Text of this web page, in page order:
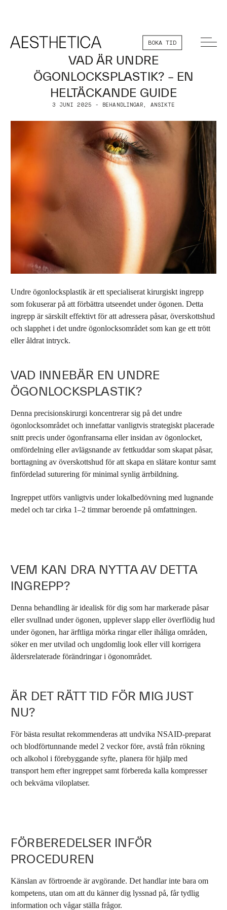
BOKA TID
VAD ÄR UNDRE
ÖGONLOCKSPLASTIK? – EN
HELTÄCKANDE GUIDE
3 JUNI 2025 - BEHANDLINGAR, ANSIKTE
Undre ögonlocksplastik är ett specialiserat kirurgiskt ingrepp
som fokuserar på att förbättra utseendet under ögonen. Detta
ingrepp är särskilt effektivt för att adressera påsar, överskottshud
och slapphet i det undre ögonlocksområdet som kan ge ett trött
eller åldrat intryck.
VAD INNEBÄR EN UNDRE
ÖGONLOCKSPLASTIK?
Denna precisionskirurgi koncentrerar sig på det undre
ögonlocksområdet och innefattar vanligtvis strategiskt placerade
snitt precis under ögonfransarna eller insidan av ögonlocket,
omfördelning eller avlägsnande av fettkuddar som skapat påsar,
borttagning av överskottshud för att skapa en slätare kontur samt
finfördelad suturering för minimal synlig ärrbildning.
Ingreppet utförs vanligtvis under lokalbedövning med lugnande
medel och tar cirka 1–2 timmar beroende på omfattningen.
VEM KAN DRA NYTTA AV DETTA
INGREPP?
Denna behandling är idealisk för dig som har markerade påsar
eller svullnad under ögonen, upplever slapp eller överflödig hud
under ögonen, har ärftliga mörka ringar eller ihåliga områden,
söker en mer utvilad och ungdomlig look eller vill korrigera
åldersrelaterade förändringar i ögonområdet.
ÄR DET RÄTT TID FÖR MIG JUST
NU?
För bästa resultat rekommenderas att undvika NSAID-preparat
och blodförtunnande medel 2 veckor före, avstå från rökning
och alkohol i förebyggande syfte, planera för hjälp med
transport hem efter ingreppet samt förbereda kalla kompresser
och bekväma viloplatser.
FÖRBEREDELSER INFÖR
PROCEDUREN
Känslan av förtroende är avgörande. Det handlar inte bara om
kompetens, utan om att du känner dig lyssnad på, får tydlig
information och vågar ställa frågor.